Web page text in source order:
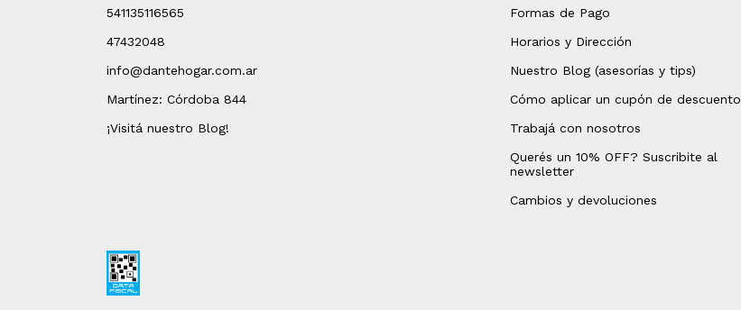
541135116565
47432048
info@dantehogar.com.ar
Martínez: Córdoba 844
¡Visitá nuestro Blog!
Formas de Pago
Horarios y Dirección
Nuestro Blog (asesorías y tips)
Cómo aplicar un cupón de descuento
Trabajá con nosotros
Querés un 10% OFF? Suscribite al
newsletter
Cambios y devoluciones